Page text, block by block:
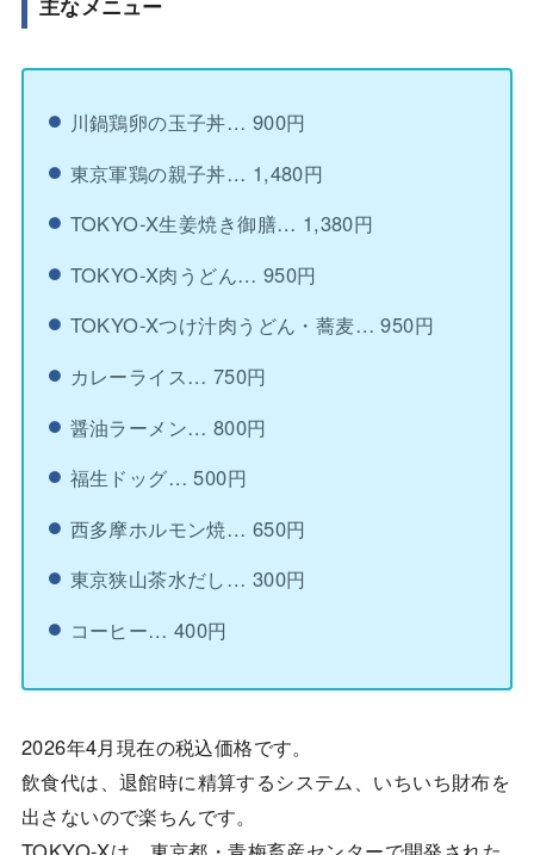
主なメニュー
川鍋鶏卵の玉子丼… 900円
東京軍鶏の親子丼… 1,480円
TOKYO-X生姜焼き御膳… 1,380円
TOKYO-X肉うどん… 950円
TOKYO-Xつけ汁肉うどん・蕎麦… 950円
カレーライス… 750円
醤油ラーメン… 800円
福生ドッグ… 500円
西多摩ホルモン焼… 650円
東京狭山茶水だし… 300円
コーヒー… 400円
2026年4月現在の税込価格です。
飲食代は、退館時に精算するシステム、いちいち財布を
出さないので楽ちんです。